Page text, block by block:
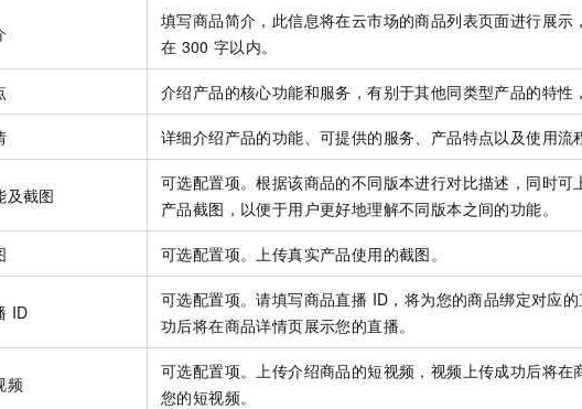
填写商品简介，此信息将在云市场的商品列表页面进行展示
在 300 字以内。
介绍产品的核心功能和服务，有别于其他同类型产品的特性
详细介绍产品的功能、可提供的服务、产品特点以及使用流
及截图
可选配置项。根据该商品的不同版本进行对比描述，同时可
产品截图，以便于用户更好地理解不同版本之间的功能。
可选配置项。上传真实产品使用的截图。
ID
可选配置项。请填写商品直播 ID，将为您的商品绑定对应
功后将在商品详情页展示您的直播。
频
可选配置项。上传介绍商品的短视频，视频上传成功后将在
您的短视频。